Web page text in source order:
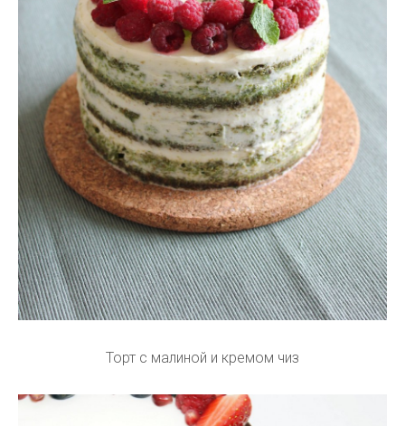
Торт с малиной и кремом чиз